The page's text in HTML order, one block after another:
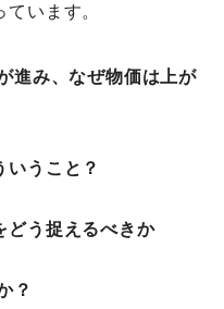
ています。
進み、なぜ物価は上が
いうこと？
どう捉えるべきか
？